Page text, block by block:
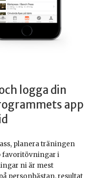
logga din
app
planera träningen
favoritövningar i
ni är mest